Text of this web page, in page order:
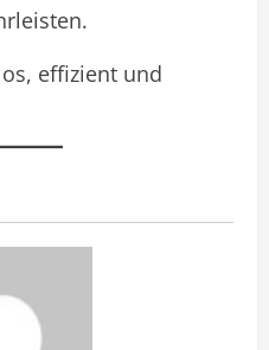
effizient und